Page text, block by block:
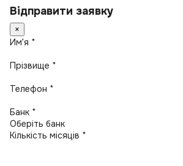
Відправити заявку
×
Имʼя *
Прізвище *
Телефон *
Банк *
Кількість місяців *